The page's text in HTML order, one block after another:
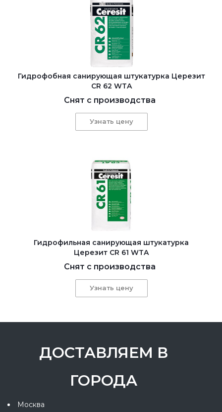
Гидрофобная санирующая штукатурка Церезит
CR 62 WTA
Снят с производства
Узнать цену
Гидрофильная санирующая штукатурка
Церезит CR 61 WTA
Снят с производства
Узнать цену
ДОСТАВЛЯЕМ В
ГОРОДА
Москва